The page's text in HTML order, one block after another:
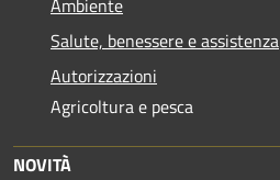
Ambiente
Salute, benessere e assistenza
Autorizzazioni
Agricoltura e pesca
NOVITÀ